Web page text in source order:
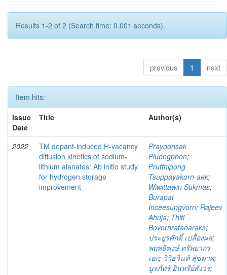
Results 1-2 of 2 (Search time: 0.001 seconds).
previous 1 next
Item hits:
Issue
Date
Title Author(s)
2022
TM dopant-induced H-vacancy
diffusion kinetics of sodium-
lithium alanates: Ab initio study
for hydrogen storage
improvement
Prayoonsak
Pluengphon;
Prutthipong
Tsuppayakorn-aek;
Wiwittawin Sukmas;
Burapat
Inceesungvorn; Rajeev
Ahuja; Thiti
Bovornratanaraks;
ประยูรศักดิ์ เปลื้องผล;
พฤทธิพงษ์ ทรัพยากร
เอก; วิวิธวินท์ สุขมาศ;
บูรภัทร์ อินทรีย์สังวร;